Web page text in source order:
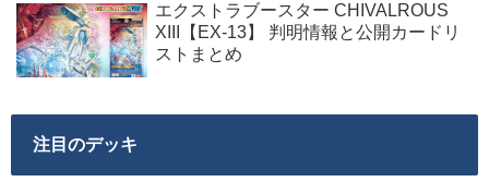
エクストラブースター CHIVALROUS
XIII【EX-13】 判明情報と公開カードリ
ストまとめ
注目のデッキ